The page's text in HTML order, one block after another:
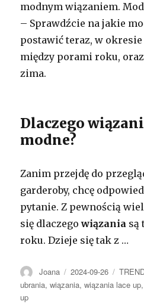
modnym wiązaniem.
– Sprawdźcie na jakie
postawić teraz, w
między porami roku,
zima.
Dlaczego
modne?
Zanim przejdę do
garderoby, chcę
pytanie. Z pewnością
się dlaczegowiązania są
roku. Dzieje się tak z …
Autor
Joana Opublikowano
2024-09-26
ubrania,wiązania,wiązania lace up
up